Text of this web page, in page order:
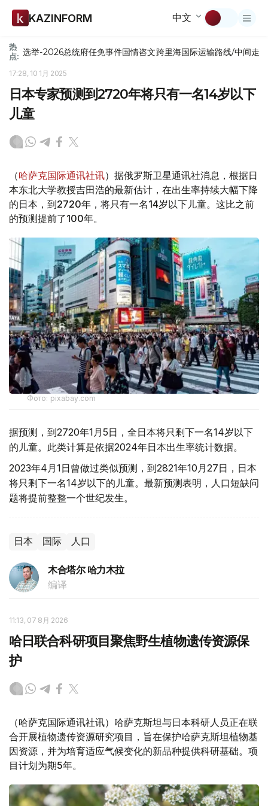
KAZINFORM 中文
热
点: 选举-2026总统府任免事件国情咨文跨里海国际运输路线/中间走廊
17:28, 10 1月 2025
日本专家预测到2720年将只有一名14岁以下
儿童
（哈萨克国际通讯社讯）据俄罗斯卫星通讯社消息，根据日
本东北大学教授吉田浩的最新估计，在出生率持续大幅下降
的日本，到2720年，将只有一名14岁以下儿童。这比之前
的预测提前了100年。
Фото: pixabay.com
据预测，到2720年1月5日，全日本将只剩下一名14岁以下
的儿童。此类计算是依据2024年日本出生率统计数据。
2023年4月1日曾做过类似预测，到2821年10月27日，日本
将只剩下一名14岁以下的儿童。最新预测表明，人口短缺问
题将提前整整一个世纪发生。
日本 国际 人口
木合塔尔 哈力木拉
编译
11:13, 07 8月 2026
哈日联合科研项目聚焦野生植物遗传资源保
护
（哈萨克国际通讯社讯）哈萨克斯坦与日本科研人员正在联
合开展植物遗传资源研究项目，旨在保护哈萨克斯坦植物基
因资源，并为培育适应气候变化的新品种提供科研基础。项
目计划为期5年。